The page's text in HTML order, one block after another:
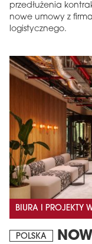
przedłużenia
nowe umowy z
logistycznego.
BIURA I PROJEKTY
POLSKA